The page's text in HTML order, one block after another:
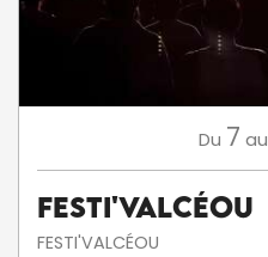
Du 7 au
Festi'ValCéou
FESTI'VALCÉOU